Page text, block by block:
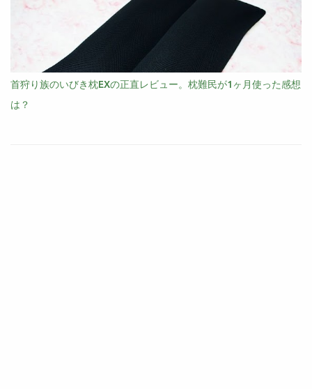
首狩り族のいびき枕EXの正直レビュー。枕難民が1ヶ月使った感想
は？